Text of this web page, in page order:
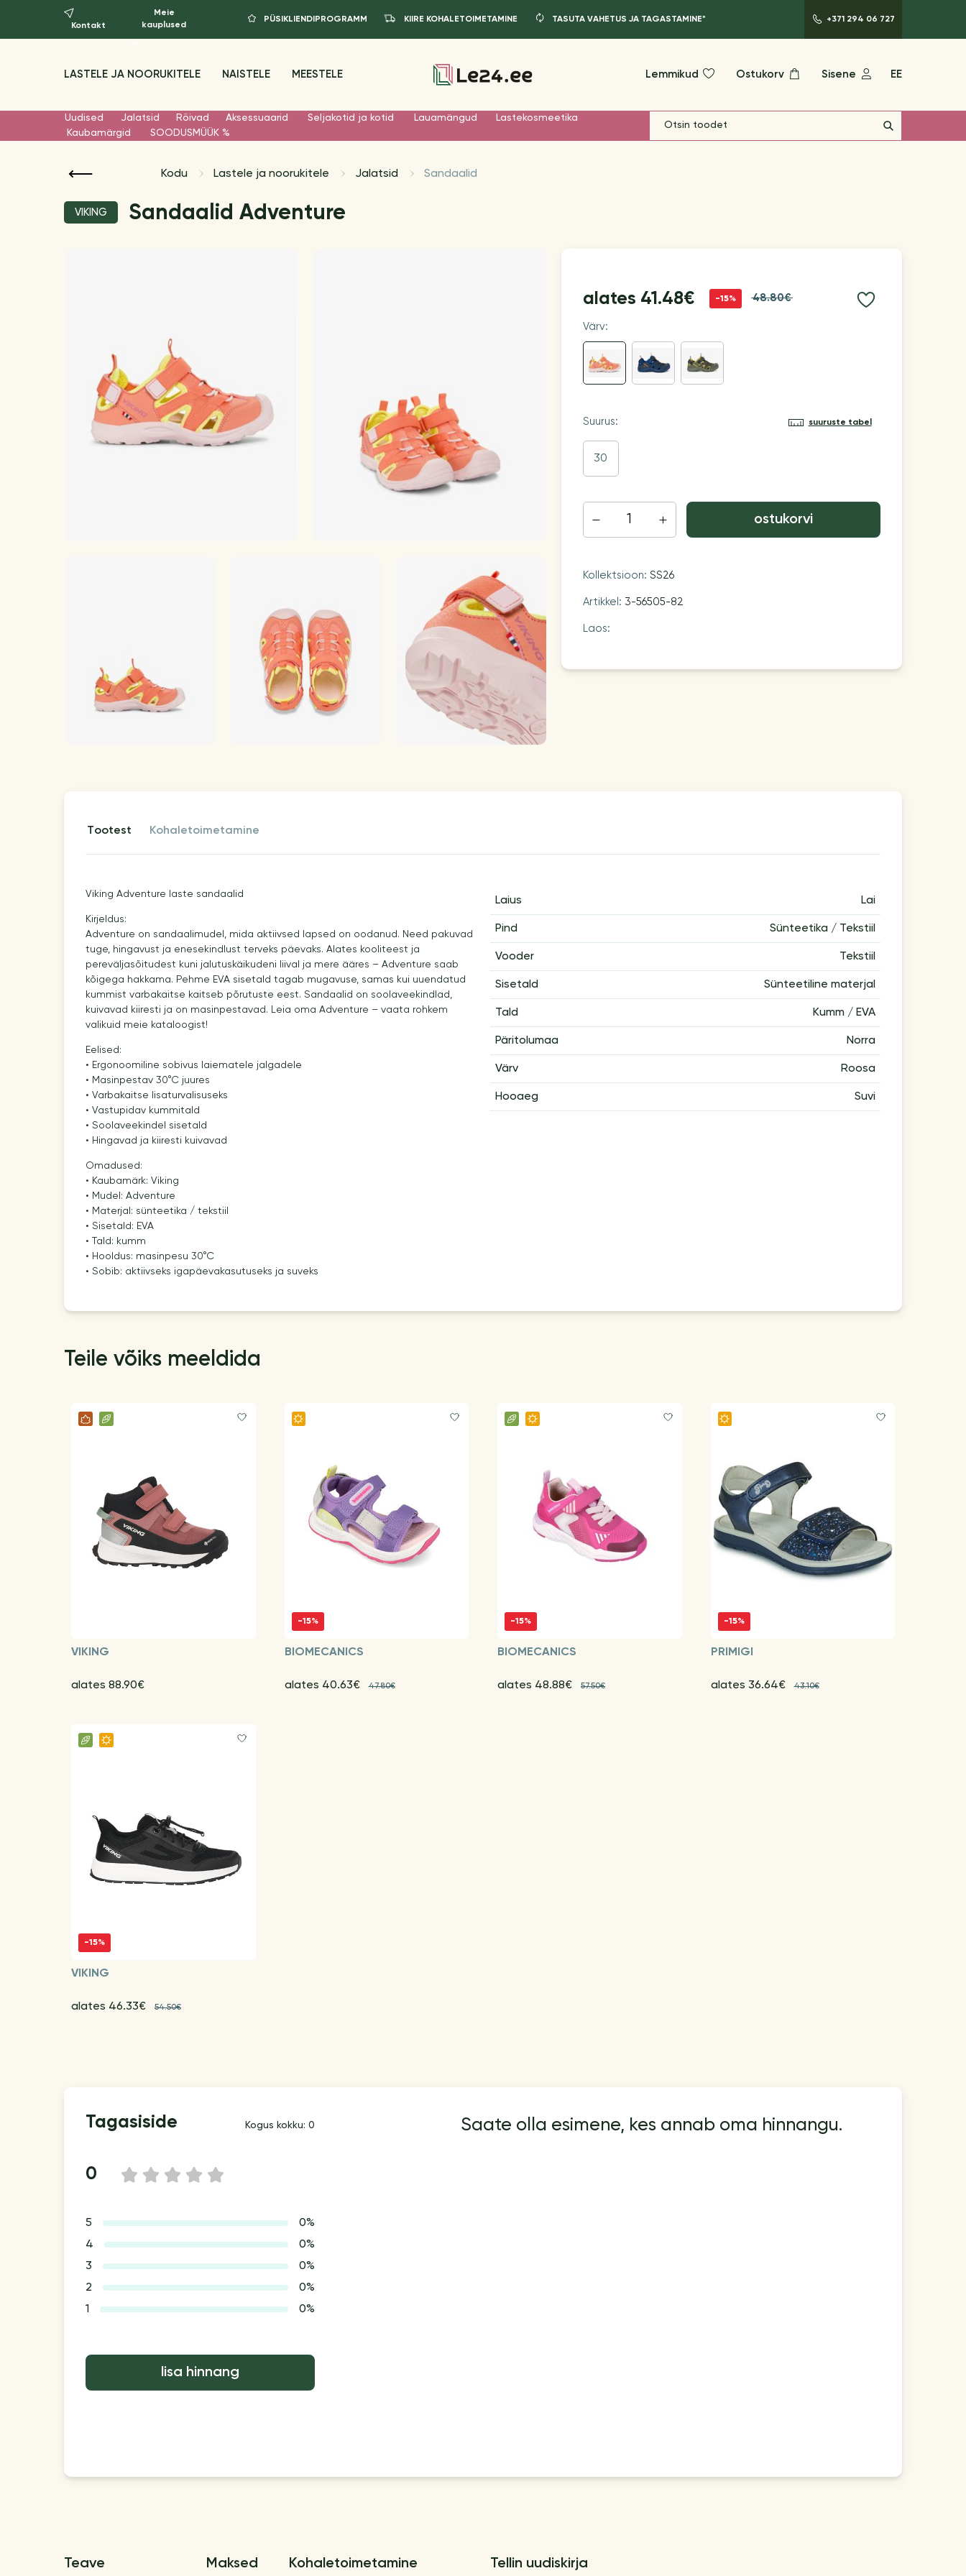
Kontakt
Meie
kauplused
PÜSIKLIENDIPROGRAMM KIIRE KOHALETOIMETAMINE TASUTA VAHETUS JA TAGASTAMINE* +371 294 06 727
LASTELE JA NOORUKITELE NAISTELE MEESTELE Lemmikud Ostukorv Sisene EE
Uudised Jalatsid Rõivad Aksessuaarid Seljakotid ja kotid Lauamängud
Lastekosmeetika
Kaubamärgid
SOODUSMÜÜK %
Kodu Lastele ja noorukitele Jalatsid Sandaalid
VIKING Sandaalid Adventure
alates 41.48€ -15% 48.80€
Värv:
Suurus: suuruste tabel
30
ostukorvi
Kollektsioon: SS26
Artikkel: 3-56505-82
Laos:
tootest kohaletoimetamine
Viking Adventure laste sandaalid
Kirjeldus:
Adventure on sandaalimudel, mida aktiivsed lapsed on oodanud. Need pakuvad
tuge, hingavust ja enesekindlust terveks päevaks. Alates kooliteest ja
pereväljasõitudest kuni jalutuskäikudeni liival ja mere ääres – Adventure saab
kõigega hakkama. Pehme EVA sisetald tagab mugavuse, samas kui uuendatud
kummist varbakaitse kaitseb põrutuste eest. Sandaalid on soolaveekindlad,
kuivavad kiiresti ja on masinpestavad. Leia oma Adventure – vaata rohkem
valikuid meie kataloogist!
Eelised:
• Ergonoomiline sobivus laiematele jalgadele
• Masinpestav 30°C juures
• Varbakaitse lisaturvalisuseks
• Vastupidav kummitald
• Soolaveekindel sisetald
• Hingavad ja kiiresti kuivavad
Omadused:
• Kaubamärk: Viking
• Mudel: Adventure
• Materjal: sünteetika / tekstiil
• Sisetald: EVA
• Tald: kumm
• Hooldus: masinpesu 30°C
• Sobib: aktiivseks igapäevakasutuseks ja suveks
Laius Lai
Pind Sünteetika / Tekstiil
Vooder Tekstiil
Sisetald Sünteetiline materjal
Tald Kumm / EVA
Päritolumaa Norra
Värv Roosa
Hooaeg Suvi
Teile võiks meeldida
VIKING
alates 88.90€
-15%
BIOMECANICS
alates 40.63€ 47.80€
-15%
BIOMECANICS
alates 48.88€ 57.50€
-15%
PRIMIGI
alates 36.64€ 43.10€
-15%
VIKING
alates 46.33€ 54.50€
Tagasiside Kogus kokku: 0
0 5
4
3
2
1
5
0%
4
0%
3
0%
2
0%
1
0%
lisa hinnang
Saate olla esimene, kes annab oma hinnangu.
Teave Maksed Kohaletoimetamine Tellin uudiskirja